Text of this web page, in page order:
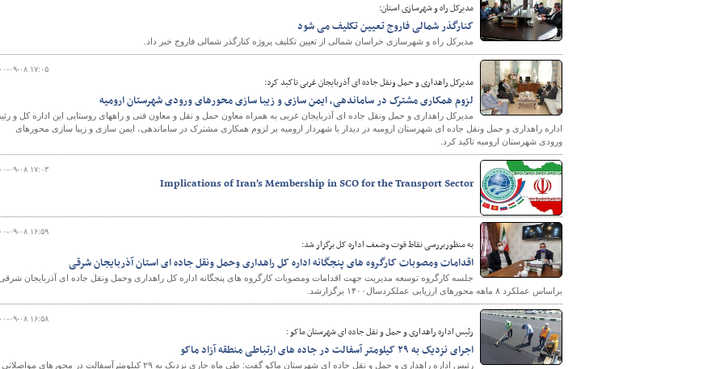
مدیرکل راه و شهرسازی استان:
کنارگذر شمالی فاروج تعیین تکلیف می شود
مدیرکل راه و شهرسازی خراسان شمالی از تعیین تکلیف پروژه کنارگذر شمالی فاروج خبر داد.
۱۴۰۰-۰۹-۰۸
مدیرکل راهداری و حمل ونقل جاده ای آذربایجان غربی تاکید کرد:
لزوم همکاری مشترک در ساماندهی، ایمن سازی و زیبا سازی محورهای ورودی شهرستان ارومیه
مدیرکل راهداری و حمل ونقل جاده ای آذربایجان غربی به همراه معاون حمل و نقل و معاون فنی و راههای روستایی این اداره کل و
اداره راهداری و حمل ونقل جاده ای شهرستان ارومیه در دیدار با شهردار ارومیه بر لزوم همکاری مشترک در ساماندهی، ایمن سازی و زیبا سازی محورهای
ورودی شهرستان ارومیه تاکید کرد.
۱۴۰۰-۰۹-۰۸
Implications of Iran’s Membership in SCO for the Transport Sector
۱۴۰۰-۰۹-۰۸
به منظوربررسی نقاط قوت وضعف اداره کل برگزار شد:
اقدامات ومصوبات کارگروه های پنجگانه اداره کل راهداری وحمل ونقل جاده ای استان آذربایجان شرقی
جلسه کارگروه توسعه مدیریت جهت اقدامات ومصوبات کارگروه های پنجگانه اداره کل راهداری وحمل ونقل جاده ای آذربایجان
براساس عملکرد ۸ ماهه محورهای ارزیابی عملکردسال۱۴۰۰ برگزارشد.
۱۴۰۰-۰۹-۰۸
رئیس اداره راهداری و حمل و نقل جاده ای شهرستان ماکو :
اجرای نزدیک به ۲۹ کیلومتر آسفالت در جاده های ارتباطی منطقه آزاد ماکو
رئیس اداره راهداری و حمل و نقل جاده ای شهرستان ماکو گفت: طی ماه جاری نزدیک به ۲۹ کیلومترآسفالت در محورهای مواصلاتی